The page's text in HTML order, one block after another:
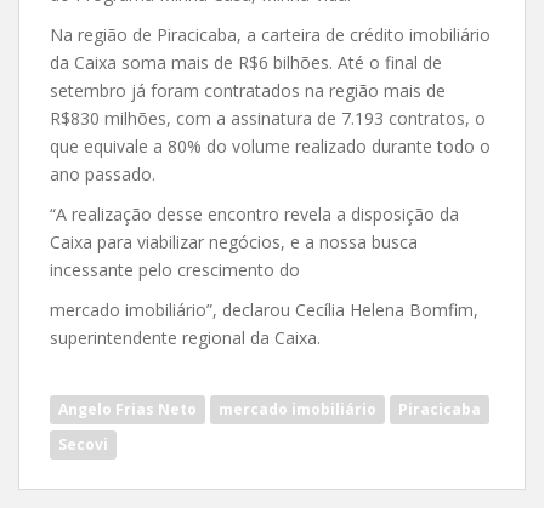
Na região de Piracicaba, a carteira de crédito imobiliário
da Caixa soma mais de R$6 bilhões. Até o final de
setembro já foram contratados na região mais de
R$830 milhões, com a assinatura de 7.193 contratos, o
que equivale a 80% do volume realizado durante todo o
ano passado.
“A realização desse encontro revela a disposição da
Caixa para viabilizar negócios, e a nossa busca
incessante pelo crescimento do
mercado imobiliário”, declarou Cecília Helena Bomfim,
superintendente regional da Caixa.
Angelo Frias Neto mercado imobiliário
Piracicaba
Secovi